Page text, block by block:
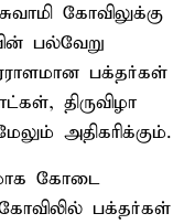
கோவிலுக்கு
பல்வேறு
பக்தர்கள்
திருவிழா
அதிகரிக்கும்.
கோடை
பக்தர்கள்